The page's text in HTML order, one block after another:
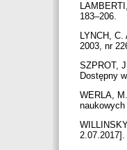
183–206.
LYNCH,
2003, nr
SZPROT,
Dostępny
WERLA,